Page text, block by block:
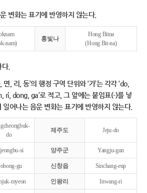
변화는 표기에 반영하지 않는다.
nam)
홍빛나
Hong Bitna
(Hong Bit-na)
.
, 리, 동’의 행정 구역 단위와 ‘가’는 각각 ‘do,
dong, ga’로 적고, 그 앞에는 붙임표(-)를 넣
어나는 음운 변화는 표기에 반영하지 않는다.
do
제주도 Jeju-do
si 양주군 Yangju-gun
gu 신창읍 Sinchang-eup
myeon 인왕리 Inwang-ri